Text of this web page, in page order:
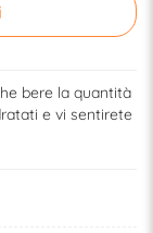
bere la quantità
e vi sentirete